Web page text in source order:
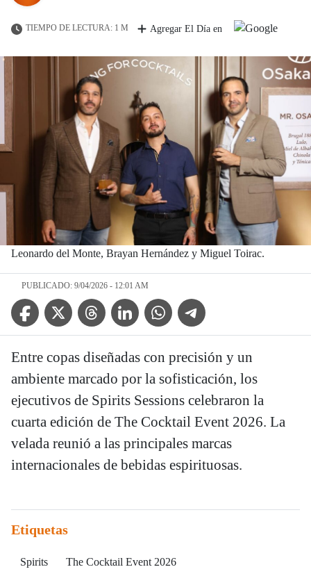
TIEMPO DE LECTURA: 1 M Agregar El Día en
Leonardo del Monte, Brayan Hernández y Miguel Toirac.
PUBLICADO: 9/04/2026 - 12:01 AM
Facebook IconTwitter IconThreads IconLinkedin IconWhatsApp IconTelegram Icon
Entre copas diseñadas con precisión y un
ambiente marcado por la sofisticación, los
ejecutivos de Spirits Sessions celebraron la
cuarta edición de The Cocktail Event 2026. La
velada reunió a las principales marcas
internacionales de bebidas espirituosas.
Etiquetas
Spirits The Cocktail Event 2026